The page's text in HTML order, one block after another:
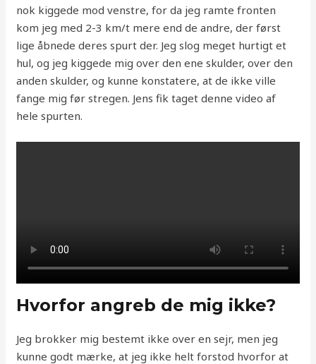
nok kiggede mod venstre, for da jeg ramte fronten
kom jeg med 2-3 km/t mere end de andre, der først
lige åbnede deres spurt der. Jeg slog meget hurtigt et
hul, og jeg kiggede mig over den ene skulder, over den
anden skulder, og kunne konstatere, at de ikke ville
fange mig før stregen. Jens fik taget denne video af
hele spurten.
Hvorfor angreb de mig ikke?
Jeg brokker mig bestemt ikke over en sejr, men jeg
kunne godt mærke, at jeg ikke helt forstod hvorfor at